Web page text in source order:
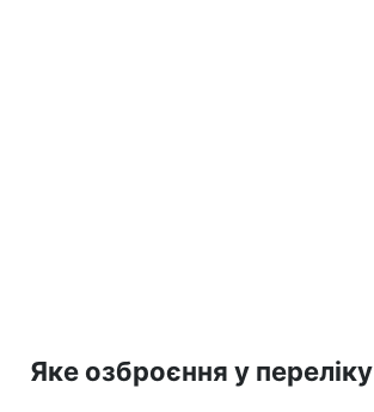
Яке озброєння у переліку